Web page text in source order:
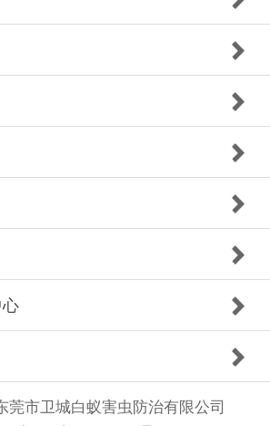
莞市卫城白蚁害虫防治有限公司